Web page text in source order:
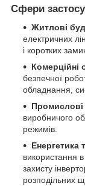
Сфери
Житлові
електричних
і коротких
Комерційні
безпечної
обладнання,
Промислові
виробничого
режимів.
Енергетика
використання
захисту
розподільних